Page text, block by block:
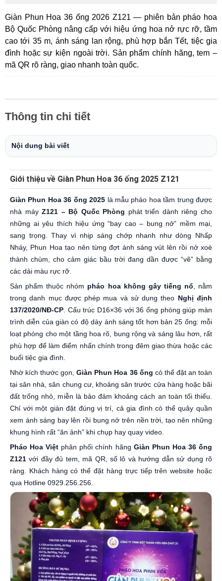
Giàn Phun Hoa 36 ống 2026 Z121 — phiên bản pháo hoa
Bộ Quốc Phòng nâng cấp với hiệu ứng hoa nở rực rỡ, tầm
cao tới 35 m, ánh sáng lan rộng, phù hợp bắn Tết, tiệc gia
đình hoặc sự kiện ngoài trời. Sản phẩm chính hãng, tem –
mã QR rõ ràng, giao nhanh toàn quốc.
Thông tin chi tiết
Nội dung bài viết
Giới thiệu về Giàn Phun Hoa 36 ống 2025 Z121
Giàn Phun Hoa 36 ống 2025 là mẫu pháo hoa tầm trung được
nhà máyZ121 – Bộ Quốc Phòng phát triển dành riêng cho
những ai yêu thích hiệu ứng “bay cao – bung nở” mềm mại,
sang trọng. Thay vì nhịp sáng chớp nhanh như dòng Nhấp
Nháy, Phun Hoa tạo nên từng đợt ánh sáng vút lên rồi nở xoè
thành chùm, cho cảm giác bầu trời đang dần được “vẽ” bằng
các dải màu rực rỡ.
Sản phẩm thuộc nhóm pháo hoa không gây tiếng nổ , nằm
trong danh mục được phép mua và sử dụng theo Nghị định
137/2020/NĐ-CP . Cấu trúc D16×36 với 36 ống phóng giúp màn
trình diễn của giàn có độ dày ánh sáng tốt hơn bản 25 ống: mỗi
loạt phóng cho một tầng hoa rõ, bung rộng và sáng lâu hơn, rất
phù hợp để làm điểm nhấn chính trong đêm giao thừa hoặc các
buổi tiệc gia đình.
Nhờ kích thước gọn,Giàn Phun Hoa 36 ống có thể đặt an toàn
tại sân nhà, sân chung cư, khoảng sân trước cửa hàng hoặc bãi
đất trống nhỏ, miễn là bảo đảm khoảng cách an toàn tối thiểu.
Chỉ với một giàn đặt đúng vị trí, cả gia đình có thể quây quần
xem ánh sáng bay lên rồi bung nở trên nền trời, tạo nên những
khung hình rất “ăn ảnh” khi chụp hay quay video.
Pháo Hoa Việt phân phối chính hãng Giàn Phun Hoa 36 ống
Z121 với đầy đủ tem, mã QR, số lô và hướng dẫn sử dụng rõ
ràng. Khách hàng có thể đặt hàng trực tiếp trên website hoặc
qua Hotline 0929.256.256.